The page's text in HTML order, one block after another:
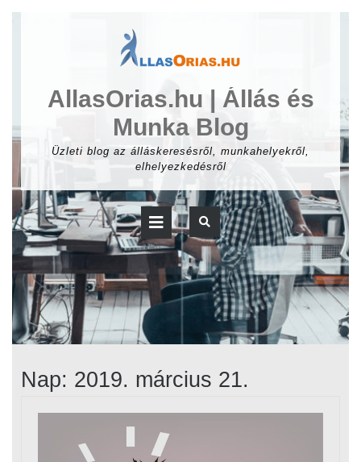
AllasOrias.hu | Állás és
Munka Blog
Üzleti blog az álláskeresésről, munkahelyekről,
elhelyezkedésről
Open
Button
Nap: 2019. március 21.